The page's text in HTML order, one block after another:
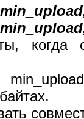
когда